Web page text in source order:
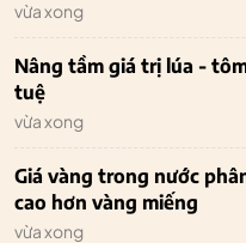
vừa xong
Nâng tầm giá trị lúa -
tuệ
vừa xong
Giá vàng trong nước
cao hơn vàng miếng
vừa xong